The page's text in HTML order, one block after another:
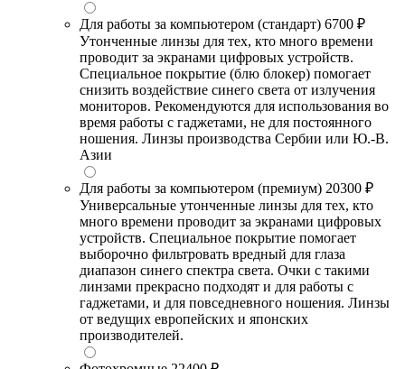
Для работы за компьютером (стандарт) 6700 ₽
Утонченные линзы для тех, кто много времени
проводит за экранами цифровых устройств.
Специальное покрытие (блю блокер) помогает
снизить воздействие синего света от излучения
мониторов. Рекомендуются для использования во
время работы с гаджетами, не для постоянного
ношения. Линзы производства Сербии или Ю.-В.
Азии
Для работы за компьютером (премиум) 20300 ₽
Универсальные утонченные линзы для тех, кто
много времени проводит за экранами цифровых
устройств. Специальное покрытие помогает
выборочно фильтровать вредный для глаза
диапазон синего спектра света. Очки с такими
линзами прекрасно подходят и для работы с
гаджетами, и для повседневного ношения. Линзы
от ведущих европейских и японских
производителей.